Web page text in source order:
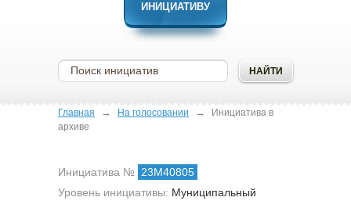
ИНИЦИАТИВУ
Главная → На голосовании →
Инициатива в
архиве
Инициатива № 23М40805
Уровень инициативы: Муниципальный